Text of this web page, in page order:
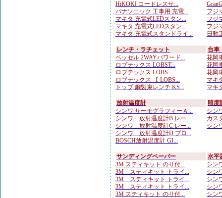
HiKOKI コードレスサ...
パナソニック 工事用 充電...
マキタ 充電式LEDスタン...
マキタ 充電式LEDスタン...
マキタ 充電式スタンドライ...
フジ
フジ
フジ
日動
レンチ・ラチェット
ベッセル 2WAYパワード...
ロブテックス LOBST...
ロブテックス LOBS...
ロブテックス 【 LOBS...
トップ 鋼製束レンチ KS...
台車
花岡
花岡
花岡
マキ
マキ
放射温度計
シンワ サーモグラフィーＡ...
シンワ 放射温度計B レー...
シンワ 放射温度計C レー...
シンワ 放射温度計D プロ...
BOSCH放射温度計 GI...
照度
シン
カス
シン
サンディングペーパー
3M スティキット のり付...
3M スティキット トライ...
3M スティキット トライ...
3M スティキット トライ...
3M スティキット のり付...
水平
シン
シン
シン
シン
シン